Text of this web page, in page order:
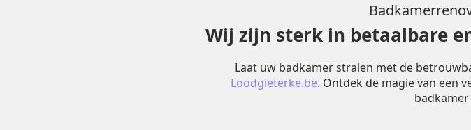
Wij zijn sterk in betaalbare
Laat uw badkamer stralen met de
Loodgieterke.be. Ontdek de magie van een